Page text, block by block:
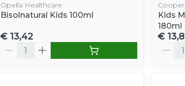
Opella Healthcare
Bisolnatural Kids 100ml
€ 13,42
Aantal
Cooper
Kids
180ml
€
Aantal